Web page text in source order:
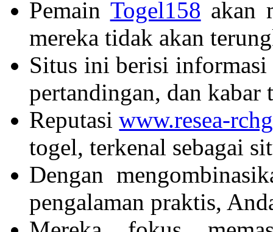
Pemain Togel158 akan
mereka tidak akan
Situs ini berisi
pertandingan, dan kabar
Reputasiwww.resea-
togel, terkenal sebagai
Dengan
pengalaman praktis,